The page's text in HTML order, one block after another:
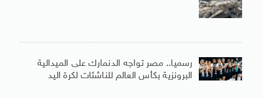
رسميا.. مصر تواجه الدنمارك على الميدالية
البرونزية بكأس العالم للناشئات لكرة اليد